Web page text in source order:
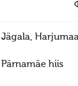
Jägala,
Pärnamäe hiis